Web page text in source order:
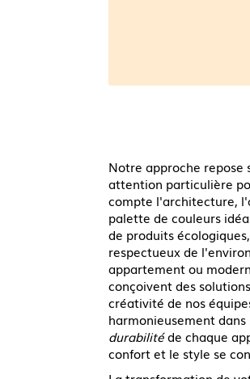
Notre approche repose
attention particulière
compte l'architecture,
palette de couleurs
de produits
respectueux de
appartement ou
conçoivent des
créativité de nos
harmonieusement
durabilitéde chaque
confort et le style se